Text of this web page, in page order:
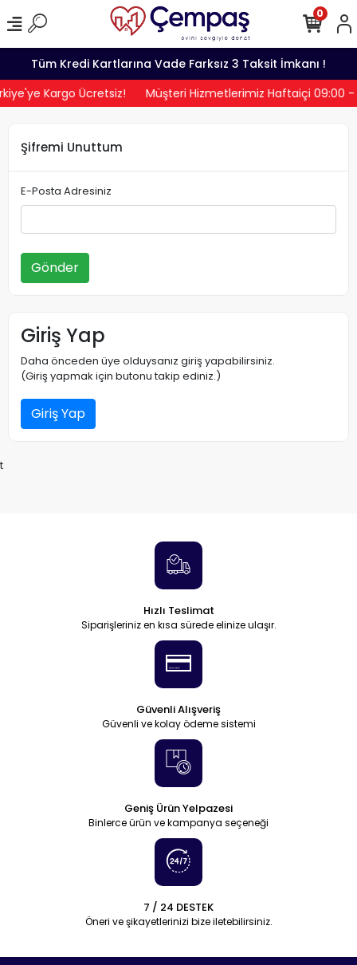
Tüm Kredi Kartlarına Vade Farksız 3 Taksit İmkanı !
Kargo Ücretsiz!
Müşteri Hizmetlerimiz Haftaiçi 09:00
0
Şifremi Unuttum
E-Posta Adresiniz
Gönder
Giriş Yap
Daha önceden üye olduysanız giriş yapabilirsiniz.
(Giriş yapmak için butonu takip ediniz.)
Giriş Yap
t
Hızlı Teslimat
Siparişleriniz en kısa sürede elinize ulaşır.
Güvenli Alışveriş
Güvenli ve kolay ödeme sistemi
Geniş Ürün Yelpazesi
Binlerce ürün ve kampanya seçeneği
7 / 24 DESTEK
Öneri ve şikayetlerinizi bize iletebilirsiniz.